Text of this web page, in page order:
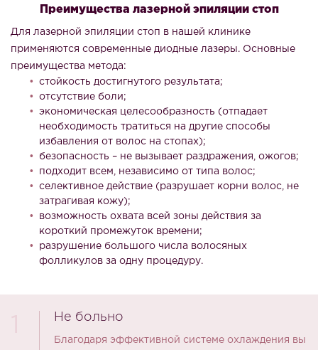
Преимущества лазерной эпиляции стоп
Для лазерной эпиляции стоп в нашей клинике
применяются современные диодные лазеры. Основные
преимущества метода:
стойкость достигнутого результата;
отсутствие боли;
экономическая целесообразность (отпадает
необходимость тратиться на другие способы
избавления от волос на стопах);
безопасность – не вызывает раздражения, ожогов;
подходит всем, независимо от типа волос;
селективное действие (разрушает корни волос, не
затрагивая кожу);
возможность охвата всей зоны действия за
короткий промежуток времени;
разрушение большого числа волосяных
фолликулов за одну процедуру.
Не больно
Благодаря эффективной системе охлаждения вы